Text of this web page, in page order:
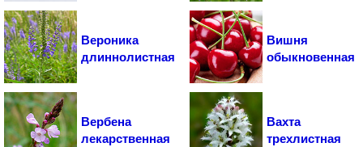
Вероника
длиннолистная
Вишня
обыкновенная
Вербена
лекарственная
Вахта
трехлистная